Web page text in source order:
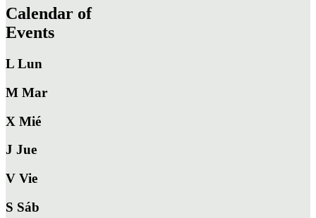
Calendar of
Events
L Lun
M Mar
X Mié
J Jue
V Vie
S Sáb